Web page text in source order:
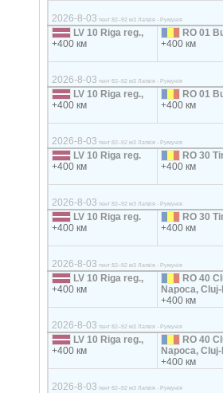
2026-8-03 тент 82–92 м3 Латвія - Румунія
LV 10 Riga reg.,
+400 км
RO 01
+400 км
2026-8-03 тент 82–92 м3 Латвія - Румунія
LV 10 Riga reg.,
+400 км
RO 01
+400 км
2026-8-03 тент 82–92 м3 Латвія - Румунія
LV 10 Riga reg.
+400 км
RO 30
+400 км
2026-8-03 тент 82–92 м3 Латвія - Румунія
LV 10 Riga reg.
+400 км
RO 30
+400 км
2026-8-03 тент 82–92 м3 Латвія - Румунія
LV 10 Riga reg.,
+400 км
RO 40
Napoca,
+400 км
2026-8-03 тент 82–92 м3 Латвія - Румунія
LV 10 Riga reg.,
+400 км
RO 40
Napoca,
+400 км
2026-8-03 тент 82–92 м3 Латвія - Румунія